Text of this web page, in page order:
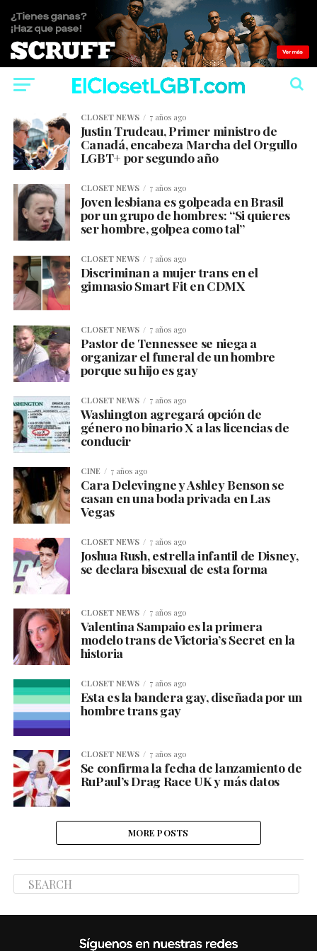
CLOSET NEWS 7 años ago
Justin Trudeau, Primer ministro de
Canadá, encabeza Marcha del Orgullo
LGBT+ por segundo año
CLOSET NEWS 7 años ago
Joven lesbiana es golpeada en Brasil
por un grupo de hombres: “Si quieres
ser hombre, golpea como tal”
CLOSET NEWS 7 años ago
Discriminan a mujer trans en el
gimnasio Smart Fit en CDMX
CLOSET NEWS 7 años ago
Pastor de Tennessee se niega a
organizar el funeral de un hombre
porque su hijo es gay
CLOSET NEWS 7 años ago
Washington agregará opción de
género no binario X a las licencias de
conducir
CINE 7 años ago
Cara Delevingne y Ashley Benson se
casan en una boda privada en Las
Vegas
CLOSET NEWS 7 años ago
Joshua Rush, estrella infantil de Disney,
se declara bisexual de esta forma
CLOSET NEWS 7 años ago
Valentina Sampaio es la primera
modelo trans de Victoria’s Secret en la
historia
CLOSET NEWS 7 años ago
Esta es la bandera gay, diseñada por un
hombre trans gay
CLOSET NEWS 7 años ago
Se confirma la fecha de lanzamiento de
RuPaul’s Drag Race UK y más datos
MORE POSTS